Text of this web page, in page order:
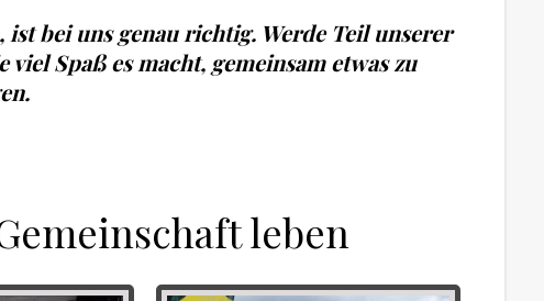
bei uns genau richtig. Werde Teil unserer
Spaß es macht, gemeinsam etwas zu
leben